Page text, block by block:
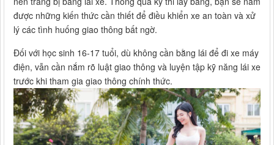
được những kiến thức cần thiết để điều khiển xe an toàn và xử
lý các tình huống giao thông bất ngờ.
Đối với học sinh 16-17 tuổi, dù không cần bằng lái để đi xe máy
điện, vẫn cần nắm rõ luật giao thông và luyện tập kỹ năng lái xe
trước khi tham gia giao thông chính thức.